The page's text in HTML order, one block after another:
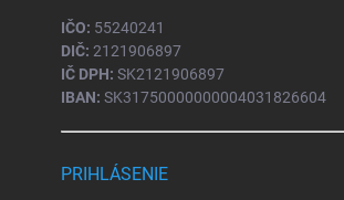
IČO: 55240241
DIČ: 2121906897
IČ DPH: SK2121906897
IBAN: SK31750000000004031826604
PRIHLÁSENIE